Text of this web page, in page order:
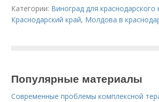
Категории: Виноград для краснодарского
Краснодарский край, Молдова в
Популярные материалы
Современные проблемы комплексной